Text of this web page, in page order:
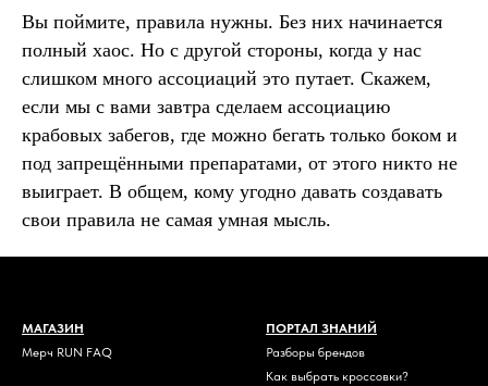
Вы поймите, правила нужны. Без них начинается
полный хаос. Но с другой стороны, когда у нас
слишком много ассоциаций это путает. Скажем,
если мы с вами завтра сделаем ассоциацию
крабовых забегов, где можно бегать только боком и
под запрещёнными препаратами, от этого никто не
выиграет. В общем, кому угодно давать создавать
свои правила не самая умная мысль.
МАГАЗИН
Мерч RUN FAQ
ПОРТАЛ ЗНАНИЙ
Разборы брендов
Как выбрать кроссовки?